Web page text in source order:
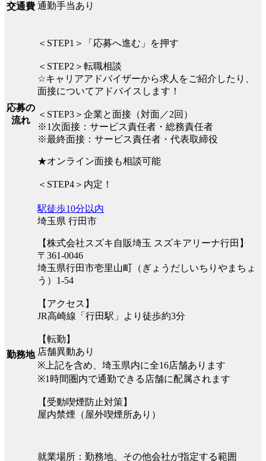
交通費 通勤手当あり
応募の
流れ
＜STEP1＞「応募へ進む」を押す
＜STEP2＞転職相談
☆キャリアアドバイザーから求人をご紹介したり、
面接についてアドバイスします！
＜STEP3＞企業と面接（対面／2回）
※1次面接：サービス責任者・総務責任者
※最終面接：サービス責任者・代表取締役
★オンライン面接も相談可能
＜STEP4＞内定！
勤務地
駅徒歩10分以内
埼玉県 行田市
【株式会社スズキ自販埼玉 スズキアリーナ行田】
〒361-0046
埼玉県行田市壱里山町（ぎょうだしいちりやまちょ
う）1-54
【アクセス】
JR高崎線「行田駅」より徒歩約3分
【転勤】
店舗異動あり
※上記を含め、埼玉県内に全16店舗あります
※1時間圏内で通勤できる店舗に配属されます
【受動喫煙防止対策】
屋内禁煙（屋外喫煙所あり）
就業場所：勤務地、その他会社が指定する範囲